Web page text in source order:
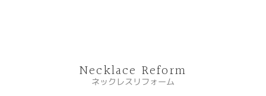
Necklace Reform
ネックレスリフォーム